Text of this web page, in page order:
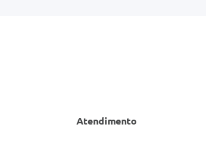
Atendimento